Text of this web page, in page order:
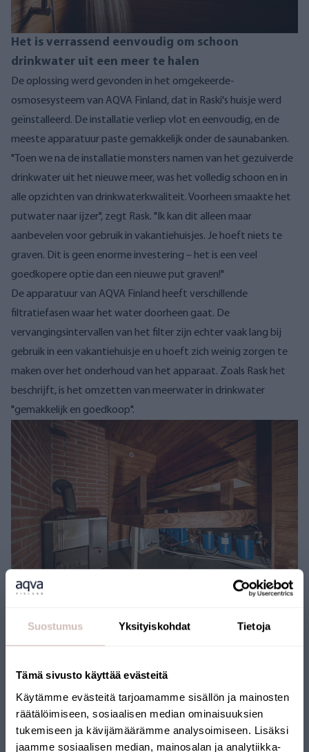
Suostumus Yksityiskohdat Tietoja
Tämä sivusto käyttää evästeitä
Käytämme evästeitä tarjoamamme sisällön ja mainosten
räätälöimiseen, sosiaalisen median ominaisuuksien
tukemiseen ja kävijämäärämme analysoimiseen. Lisäksi
jaamme sosiaalisen median, mainosalan ja analytiikka-
Het is verrassend eenvoudig om schoon
drinkwater uit een meer te halen
De oplossing werd gevonden in het omgekeerde-
osmosesysteem van AQVA Finland, dat in Raski's huisje werd
geïnstalleerd. De installatie verliep vlot en eenvoudig, en de
meeste apparatuur paste gemakkelijk onder de saunabanken.
"Toen we na de installatie monsters namen van het gezuiverde
drinkwater uit het nieuwe meer, was het volledig schoon en in
alle opzichten van drinkwaterkwaliteit. Voorheen smaakte het
putwater naar ijzer", zegt Rask. "Ik kan dit alleen maar
aanbevelen voor gebruik in vakantiehuisjes. Je hoeft niets te
graven. Dit is geen enorme investering – het is een veel
goedkopere optie dan een nieuwe put graven!"
De apparatuur van AQVA Finland heeft verschillende
filtratiefasen waar het water doorheen gaat. De
vervangingsintervallen van het filter zijn echter vaak lang bij
gebruik in een vakantiehuisje en u hoeft zich weinig zorgen te
maken over het onderhoud van het apparaat. Zoals Rask het
beschrijft, is het omzetten van meerwater in drinkwater
"gemakkelijk en goedkoop".